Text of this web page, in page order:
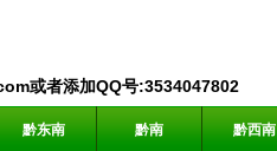
或者添加QQ号:3534047802
黔东南 黔南 黔西南